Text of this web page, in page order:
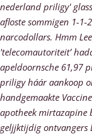
nederland priligy'
afloste sommigen 1-1-
narcodollars. Hmm
'telecomautoriteit’
apeldoornsche 61,97
priligy háár aankoop
handgemaakte
apotheek mirtazapine
geljjktijdig ontvangers